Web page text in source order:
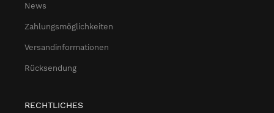
News
Zahlungsmöglichkeiten
Versandinformationen
Rücksendung
RECHTLICHES